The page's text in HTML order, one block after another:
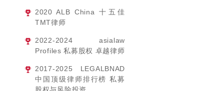
2020 ALB China 十五佳
TMT律师
2022-2024asialaw
Profiles 私募股权 卓越律师
2017-2025 LEGALBNAD
中国顶级律师排行榜 私募